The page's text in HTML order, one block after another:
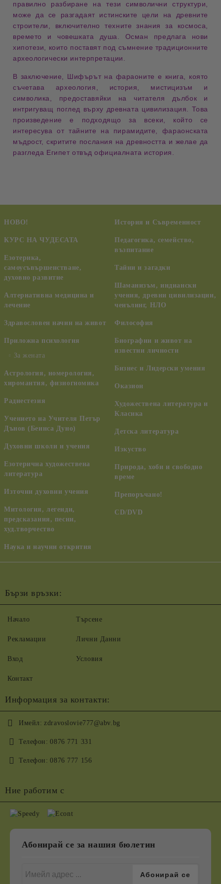
правилно разбиране на тезисимволични структури
може да се разгадаят истинските цели на древните
строители
, включително техните знания за космоса,
времето и човешката душа
. Осман предлага нови
хипотези , които поставят под съмнение традиционните
археологически интерпретации.
В заключение, Шифърът на фараоните е книга, която
съчетава археология, история, мистицизъм и
символика
, предоставяйки на читателя дълбок и
интригуващ поглед върху древната цивилизация . Това
произведение е подходящо за всеки, който се
интересува оттайните на пирамидите
фараонската
мъдрост, скритите послания на древността и желае да
разгледа Египет отвъд официалната история
НОВО!
КУРС НА ЧУДЕСАТА
Езотерика,
самоусъвършенстване,
духовно развитие
Алтернативна медицина и
лечение
Здравословен начин на живот
Приложна психология
За жената
Астрология, номерология,
хиромантия, физиогномика
Радиестезия
Учението на Учителя Петър
Дънов (Беинса Дуно)
Духовни школи и учения
Езотерична художествена
литература
Източни духовни учения
Митология, легенди,
предсказания, песни,
худ.творчество
Наука и научни открития
История и Съвременност
Педагогика, семейство,
възпитание
Тайни и загадки
Шаманизъм, индиански
учения, древни цивилизации,
ченълинг, НЛО
Философия
Биографии и живот на
известни личности
Бизнес и Лидерски умения
Оказион
Художествена литература и
Класика
Детска литература
Изкуство
Природа, хоби и свободно
време
Препоръчано!
CD/DVD
Бързи връзки:
Начало
Рекламации
Вход
Контакт
Търсене
Лични Данни
Условия
Информация за контакти:
Имейл: zdravoslovie777@abv.bg
Телефон: 0876 771 331
Телефон: 0876 777 156
Ние работим с
Абонирай се за нашия бюлетин